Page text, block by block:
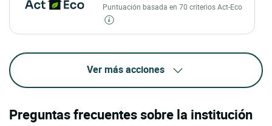
Puntuación basada en 70 criterios Act-Eco
Ver más acciones
Preguntas frecuentes sobre la institución